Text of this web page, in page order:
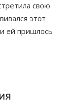
свою
этот
ей пришлось